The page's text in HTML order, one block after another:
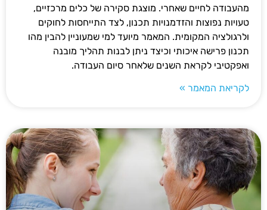
מהעבודה לחיים שאחרי. מוצגת סקירה של כלים מרכזיים,
טעויות נפוצות והזדמנויות תכנון, לצד התייחסות לחוקים
ולרגולציה המקומית. המאמר מיועד למי שמעוניין להבין מהו
תכנון פרישה איכותי וכיצד ניתן לבנות תהליך מובנה
ואפקטיבי לקראת השנים שלאחר סיום העבודה.
לקריאת המאמר »